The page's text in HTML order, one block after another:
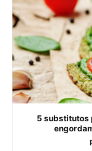
5 substitutos